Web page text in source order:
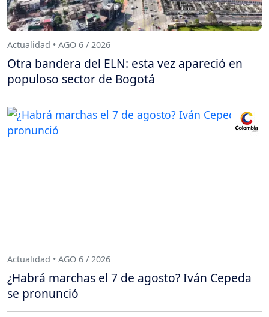
Actualidad • AGO 6 / 2026
Otra bandera del ELN: esta vez apareció en
populoso sector de Bogotá
Actualidad • AGO 6 / 2026
¿Habrá marchas el 7 de agosto? Iván Cepeda
se pronunció